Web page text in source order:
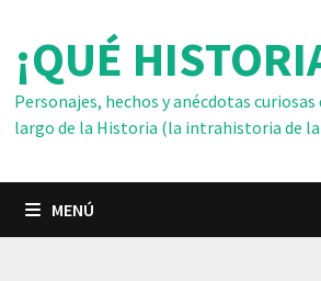
contenido
¡QUÉ
Personajes, hechos y anécdotas curiosas
largo de la Historia (la intrahistoria de
MENÚ